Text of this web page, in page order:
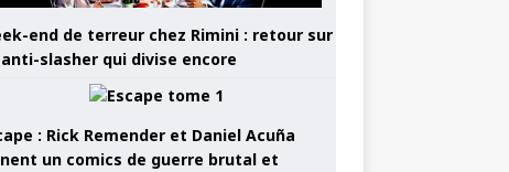
end de terreur chez Rimini : retour sur
slasher qui divise encore
: Rick Remender et Daniel Acuña
un comics de guerre brutal et